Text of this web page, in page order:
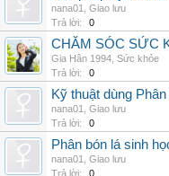
nana01
Giao lưu
Trả lời:
0
CHĂM SÓC SỨC
Gia Hân 1994 Sức khỏe
Trả lời:
0
Kỹ thuật dùng
nana01
Giao lưu
Trả lời:
0
Phân bón lá sinh
nana01
Giao lưu
Trả lời:
0